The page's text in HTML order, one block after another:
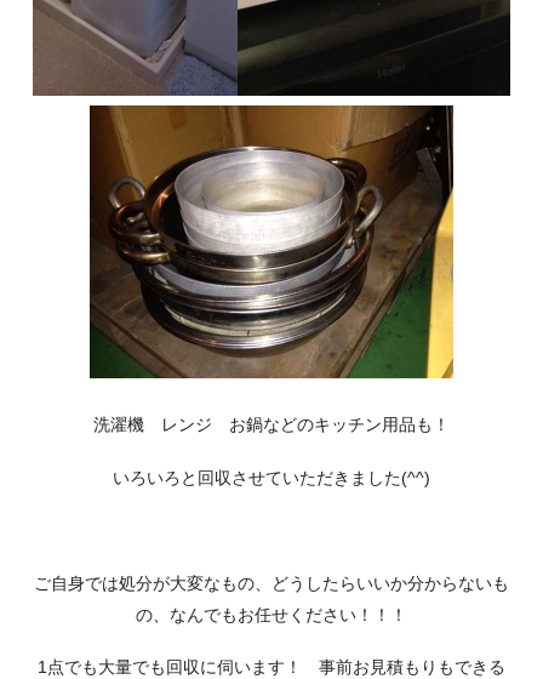
洗濯機 レンジ お鍋などのキッチン用品も！
いろいろと回収させていただきました(^^)
ご自身では処分が大変なもの、どうしたらいいか分からないも
の、なんでもお任せください！！！
1点でも大量でも回収に伺います！ 事前お見積もりもできる